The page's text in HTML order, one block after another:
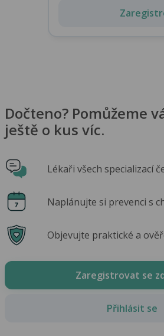
Dočteno? Pomůžeme
ještě o kus víc.
Lékaři všech specializací
Naplánujte si prevenci s
Objevujte praktické a
Zaregistrovat se
Přihlásit se